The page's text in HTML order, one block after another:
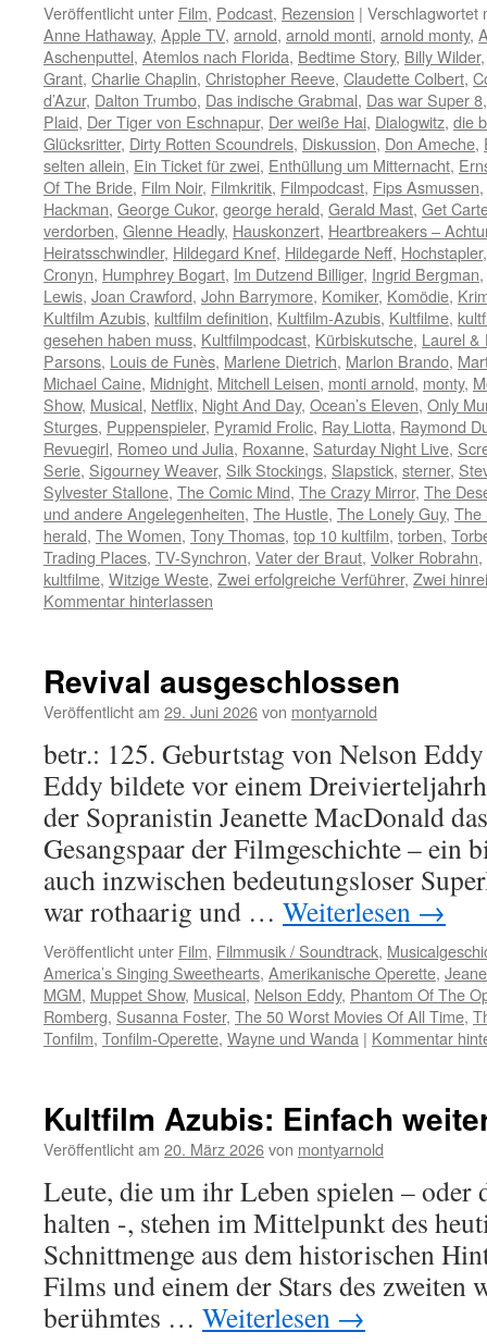
Veröffentlicht unter Film, Podcast, Rezension | Verschlagwortet
Anne Hathaway, Apple TV, arnold, arnold monti, arnold monty,
Aschenputtel, Atemlos nach Florida, Bedtime Story, Billy Wilder
Grant, Charlie Chaplin, Christopher Reeve, Claudette Colbert,
d’Azur, Dalton Trumbo, Das indische Grabmal, Das war Super 8
Plaid, Der Tiger von Eschnapur, Der weiße Hai, Dialogwitz, die
Glücksritter, Dirty Rotten Scoundrels, Diskussion, Don Ameche,
selten allein, Ein Ticket für zwei, Enthüllung um Mitternacht,
Of The Bride, Film Noir, Filmkritik, Filmpodcast, Fips Asmussen,
Hackman, George Cukor, george herald, Gerald Mast, Get
verdorben, Glenne Headly, Hauskonzert, Heartbreakers –
Heiratsschwindler, Hildegard Knef, Hildegarde Neff, Hochstapler
Cronyn, Humphrey Bogart, Im Dutzend Billiger, Ingrid Bergman,
Lewis, Joan Crawford, John Barrymore, Komiker, Komödie,
Kultfilm Azubis, kultfilm definition, Kultfilm-Azubis, Kultfilme,
gesehen haben muss, Kultfilmpodcast, Kürbiskutsche, Laurel &
Parsons, Louis de Funès, Marlene Dietrich, Marlon Brando,
Michael Caine, Midnight, Mitchell Leisen, monti arnold, monty,
Show, Musical, Netflix, Night And Day, Ocean’s Eleven, Only
Sturges, Puppenspieler, Pyramid Frolic, Ray Liotta, Raymond
Revuegirl, Romeo und Julia, Roxanne, Saturday Night Live,
Serie, Sigourney Weaver, Silk Stockings, Slapstick, sterner,
Sylvester Stallone, The Comic Mind, The Crazy Mirror, The
und andere Angelegenheiten, The Hustle, The Lonely Guy, The
herald, The Women, Tony Thomas, top 10 kultfilm, torben,
Trading Places, TV-Synchron, Vater der Braut, Volker Robrahn,
kultfilme, Witzige Weste, Zwei erfolgreiche Verführer, Zwei
Kommentar hinterlassen
Revival ausgeschlossen
Veröffentlicht am 29. Juni 2026von montyarnold
betr.: 125. Geburtstag von Nelson
Eddy bildete vor einem
der Sopranistin Jeanette MacDonald
Gesangspaar der Filmgeschichte – ein
auch inzwischen bedeutungsloser
war rothaarig und … Weiterlesen →
Veröffentlicht unter Film, Filmmusik / Soundtrack,
America’s Singing Sweethearts, Amerikanische Operette,
MGM, Muppet Show, Musical, Nelson Eddy, Phantom Of The
Romberg, Susanna Foster, The 50 Worst Movies Of All Time,
Tonfilm, Tonfilm-Operette, Wayne und Wanda | Kommentar
Kultfilm Azubis: Einfach
Veröffentlicht am 20. März 2026von montyarnold
Leute, die um ihr Leben spielen – oder
halten -, stehen im Mittelpunkt des
Schnittmenge aus dem historischen
Films und einem der Stars des zweiten
berühmtes … Weiterlesen →